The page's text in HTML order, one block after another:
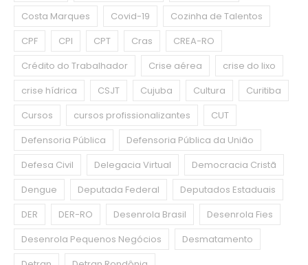
Costa Marques
Covid-19
Cozinha de Talentos
CPF
CPI CPT Cras
CREA-RO
Crédito do Trabalhador
Crise aérea
crise do lixo
crise hídrica
CSJT Cujuba Cultura
Curitiba
Cursos
cursos profissionalizantes
CUT
Defensoria Pública
Defensoria Pública da União
Defesa Civil
Delegacia Virtual
Democracia Cristã
Dengue
Deputada Federal
Deputados Estaduais
DER
DER-RO Desenrola Brasil
Desenrola Fies
Desenrola Pequenos Negócios
Desmatamento